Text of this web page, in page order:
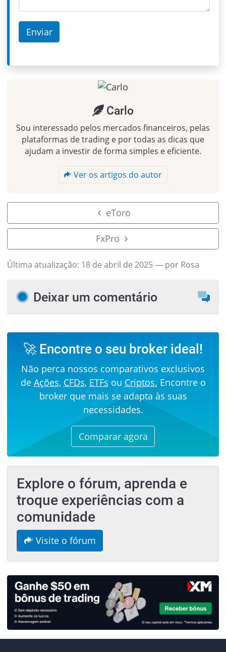
Carlo
Sou interessado pelos mercados financeiros, pelas
plataformas de trading e por todas as dicas que
ajudam a investir de forma simples e eficiente.
Ver os artigos do autor
eToro
FxPro
Última atualização: 18 de abril de 2025— por Rosa
Deixar um comentário
🚀 Encontre o seu broker ideal!
Não perca nossos comparativos exclusivos
de Ações, CFDs, ETFs ou Criptos. Encontre o
broker que mais se adapta às suas
necessidades.
Comparar agora
Explore o fórum, aprenda e
troque experiências com a
comunidade
Visite o fórum